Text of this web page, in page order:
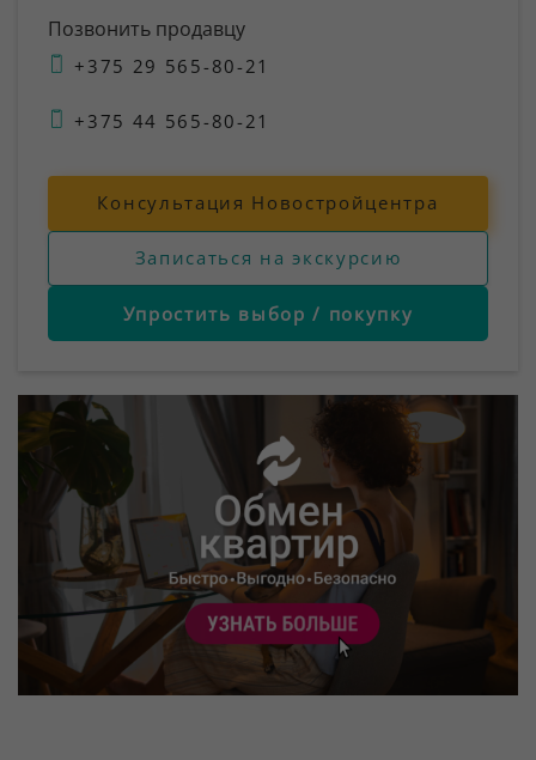
Позвонить продавцу
+375 29 565-80-21
+375 44 565-80-21
Консультация Новостройцентра
Записаться на экскурсию
Упростить выбор / покупку